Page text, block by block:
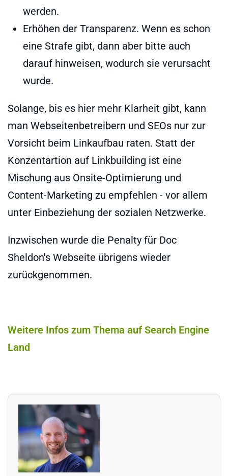
werden.
Erhöhen der Transparenz. Wenn es schon
eine Strafe gibt, dann aber bitte auch
darauf hinweisen, wodurch sie verursacht
wurde.
Solange, bis es hier mehr Klarheit gibt, kann
man Webseitenbetreibern und SEOs nur zur
Vorsicht beim Linkaufbau raten. Statt der
Konzentartion auf Linkbuilding ist eine
Mischung aus Onsite-Optimierung und
Content-Marketing zu empfehlen - vor allem
unter Einbeziehung der sozialen Netzwerke.
Inzwischen wurde die Penalty für Doc
Sheldon's Webseite übrigens wieder
zurückgenommen.
Weitere Infos zum Thema auf Search Engine
Land